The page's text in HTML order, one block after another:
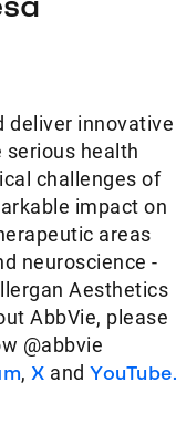
deliver innovative
health
challenges of
impact on
areas
neuroscience -
Aesthetics
AbbVie, please
@abbvie
, X and YouTube.